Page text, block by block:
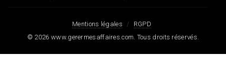
Mentions légales
RGPD
© 2026 www.gerermesaffaires.com. Tous droits réservés.